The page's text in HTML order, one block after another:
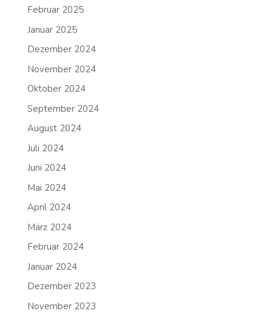
Februar 2025
Januar 2025
Dezember 2024
November 2024
Oktober 2024
September 2024
August 2024
Juli 2024
Juni 2024
Mai 2024
April 2024
März 2024
Februar 2024
Januar 2024
Dezember 2023
November 2023